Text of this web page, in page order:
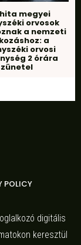
megyei
orvosok
a nemzeti
a
orvosi
2 órára
POLICY
digitális
keresztül